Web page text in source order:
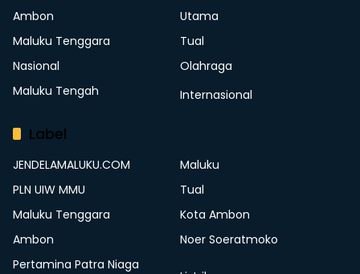
Ambon
Utama
Maluku Tenggara
Tual
Nasional
Olahraga
Maluku Tengah
Internasional
Label
JENDELAMALUKU.COM
Maluku
PLN UIW MMU
Tual
Maluku Tenggara
Kota Ambon
Ambon
Noer Soeratmoko
Pertamina Patra Niaga